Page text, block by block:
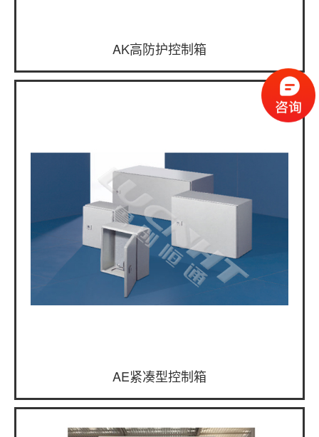
AK高防护控制箱
AE紧凑型控制箱